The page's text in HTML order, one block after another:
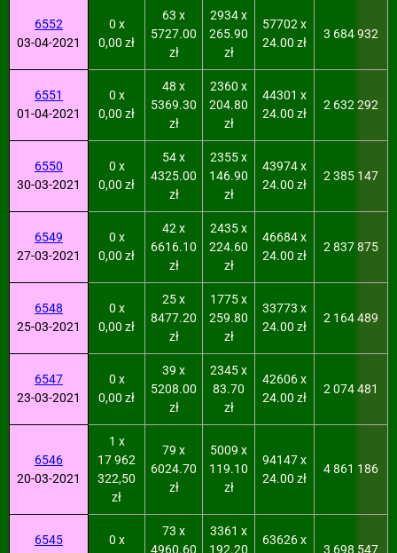
6552
03-04-2021
0 x
0,00 zł
63 x
5727.00
zł
2934 x
265.90
zł
57702 x
24.00 zł
3 684 932
6551
01-04-2021
0 x
0,00 zł
48 x
5369.30
zł
2360 x
204.80
zł
44301 x
24.00 zł
2 632 292
6550
30-03-2021
0 x
0,00 zł
54 x
4325.00
zł
2355 x
146.90
zł
43974 x
24.00 zł
2 385 147
6549
27-03-2021
0 x
0,00 zł
42 x
6616.10
zł
2435 x
224.60
zł
46684 x
24.00 zł
2 837 875
6548
25-03-2021
0 x
0,00 zł
25 x
8477.20
zł
1775 x
259.80
zł
33773 x
24.00 zł
2 164 489
6547
23-03-2021
0 x
0,00 zł
39 x
5208.00
zł
2345 x
83.70
zł
42606 x
24.00 zł
2 074 481
6546
20-03-2021
1 x
17 962
322,50
zł
79 x
6024.70
zł
5009 x
119.10
zł
94147 x
24.00 zł
4 861 186
6545
0 x
73 x
4960.60
3361 x
192.20
63626 x
3 698 547